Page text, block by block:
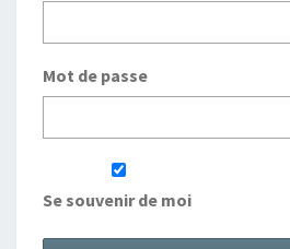
Mot de passe
Se souvenir de moi